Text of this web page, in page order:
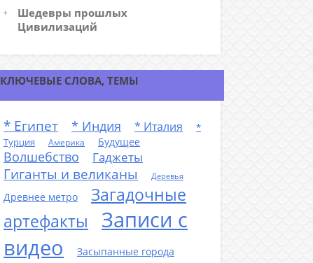
Шедевры прошлых
Цивилизаций
КЛЮЧЕВЫЕ СЛОВА, ТЕМЫ
* Египет * Индия * Италия
*
Турция
Америка Будущее
Волшебство Гаджеты
Гиганты и великаны Деревья
Древнее метро
Загадочные
артефакты
Записи с
видео
Засыпанные города